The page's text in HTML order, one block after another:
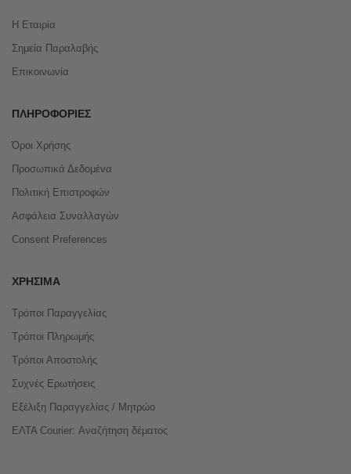
Η Εταιρία
Σημεία Παραλαβής
Επικοινωνία
ΠΛΗΡΟΦΟΡΊΕΣ
Όροι Χρήσης
Προσωπικά Δεδομένα
Πολιτική Επιστροφών
Ασφάλεια Συναλλαγών
Consent Preferences
ΧΡΉΣΙΜΑ
Τρόποι Παραγγελίας
Τρόποι Πληρωμής
Τρόποι Αποστολής
Συχνές Ερωτήσεις
Εξέλιξη Παραγγελίας / Μητρώο
ΕΛΤΑ Courier: Αναζήτηση δέματος